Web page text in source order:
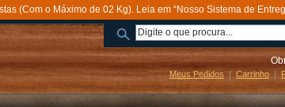
(Com o Máximo de 02 Kg). Leia em “Nosso Sistema de
Meus Pedidos Carrinho